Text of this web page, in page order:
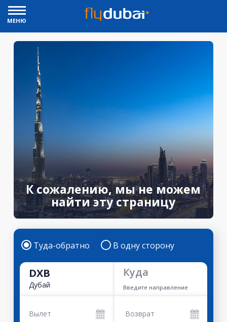
МЕНЮ
К сожалению, мы не можем
найти эту страницу
Туда-обратно В одну сторону
DXB
Дубай
Куда
Введите направление
Вылет Возврат